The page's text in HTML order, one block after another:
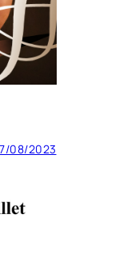
08/2023